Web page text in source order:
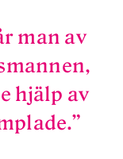
man av
hjälp av